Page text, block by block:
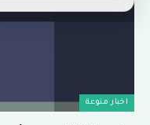
اخبار منوعة